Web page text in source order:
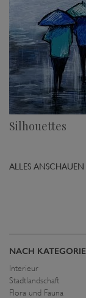
Silhouettes
ALLES
NACH
Interieur
Stadtlandschaft
Flora und Fauna